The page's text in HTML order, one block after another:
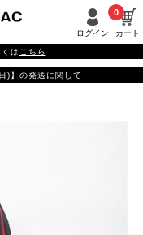
ログイン カート
0
は こちら
)】の発送に関して